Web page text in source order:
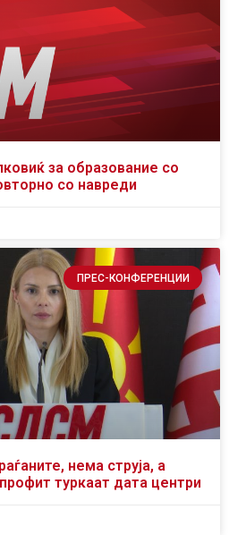
за образование со
со навреди
ПРЕС-КОНФЕРЕНЦИИ
нема струја, а
туркаат дата центри